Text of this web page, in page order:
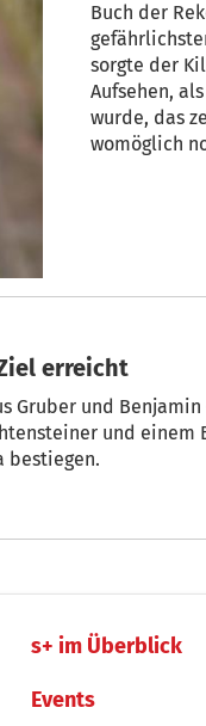
Buch der
sorgte der
Aufsehen,
wurde, das
womöglich
erreicht
Gruber und Benjamin
und einem
bestiegen.
s+ im Überblick
Events